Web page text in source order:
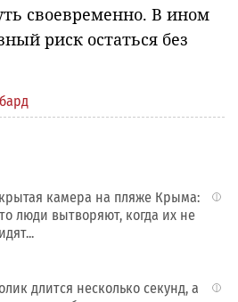
своевременно. В ином
риск остаться без
i
камера на пляже Крыма:
люди вытворяют, когда их не
i
длится несколько секунд, а